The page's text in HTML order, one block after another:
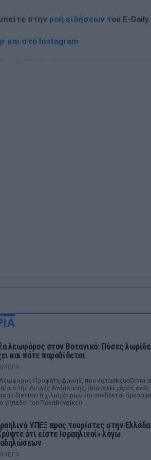
στην ροή ειδήσεων του E-
και στο Instagram
λεωφόρος στον Βοτανικό: Πόσες
και πότε παραδίδεται
Προφήτη Δανιήλ, που κατασκευάζεται
της Διπλής Ανάπλασης, αποτελεί μέρος ενός
δικτύου 8 χιλιομέτρων και συνδέεται άμεσα
γήπεδο του Παναθηναϊκού.
ΥΠΕΞ προς τουρίστες στην
ότι είστε Ισραηλινοί» λόγω